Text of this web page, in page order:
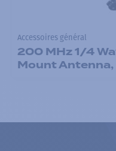
Accessoires général
200 MHz 1/4
Mount